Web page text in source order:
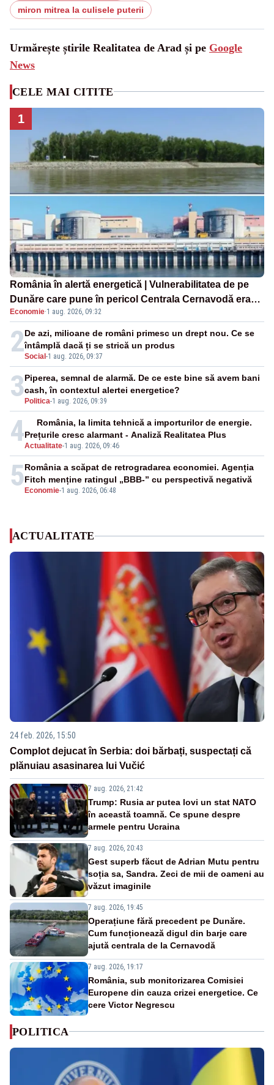
miron mitrea la culisele puterii
Urmărește știrile Realitatea de Arad și pe Google
News
CELE MAI CITITE
1
România în alertă energetică | Vulnerabilitatea de pe
Dunăre care pune în pericol Centrala Cernavodă era
cunoscută de pe vremea lui Ceaușescu
Economie·1 aug. 2026, 09:32
2Social -1 aug. 2026, 09:37
De azi, milioane de români primesc un drept nou. Ce se
întâmplă dacă ți se strică un produs
3 Politica-1 aug. 2026, 09:39
Piperea, semnal de alarmă. De ce este bine să avem bani
cash, în contextul alertei energetice?
4Actualitate-1 aug. 2026, 09:46
România, la limita tehnică a importurilor de energie.
Prețurile cresc alarmant - Analiză Realitatea Plus
5 Economie-1 aug. 2026, 06:48
România a scăpat de retrogradarea economiei. Agenția
Fitch menține ratingul „BBB-” cu perspectivă negativă
ACTUALITATE
24 feb. 2026, 15:50
Complot dejucat în Serbia: doi bărbați, suspectați că
plănuiau asasinarea lui Vučić
7 aug. 2026, 21:42
Trump: Rusia ar putea lovi un stat NATO
în această toamnă. Ce spune despre
armele pentru Ucraina
7 aug. 2026, 20:43
Gest superb făcut de Adrian Mutu pentru
soția sa, Sandra. Zeci de mii de oameni au
văzut imaginile
7 aug. 2026, 19:45
Operațiune fără precedent pe Dunăre.
Cum funcționează digul din barje care
ajută centrala de la Cernavodă
7 aug. 2026, 19:17
România, sub monitorizarea Comisiei
Europene din cauza crizei energetice. Ce
cere Victor Negrescu
POLITICA